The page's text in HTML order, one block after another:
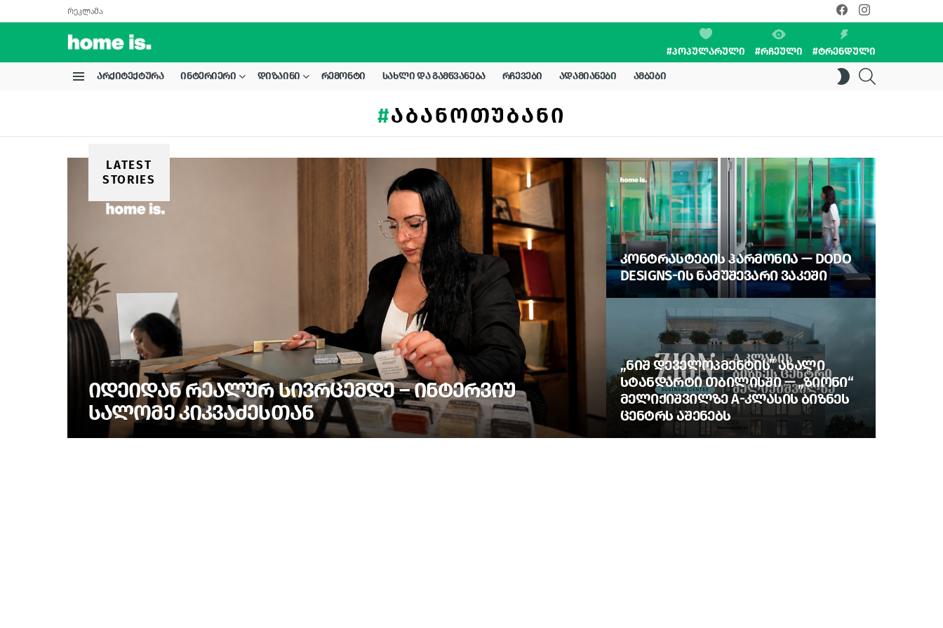
რეკლამა
facebookinstagram
#ᲞᲝᲞᲣᲚᲐᲠᲣᲚᲘ #ᲠᲩᲔᲣᲚᲘ #ᲢᲠᲔᲜᲓᲣᲚᲘ
ᲐᲠᲥᲘᲢᲔᲥᲢᲣᲠᲐ ᲘᲜᲢᲔᲠᲘᲔᲠᲘ ᲓᲘᲖᲐᲘᲜᲘ ᲠᲔᲛᲝᲜᲢᲘ ᲡᲐᲮᲚᲘ ᲓᲐ ᲒᲐᲛᲬᲕᲐᲜᲔᲑᲐ ᲠᲩᲔᲕᲔᲑᲘ ᲐᲓᲐᲛᲘᲐᲜᲔᲑᲘ ᲐᲛᲑᲔᲑᲘ
SWITCH
SKIN
ᲐᲑᲐᲜᲝᲗᲣᲑᲐᲜᲘ
LATEST
STORIES
ᲘᲓᲔᲘᲓᲐᲜ ᲠᲔᲐᲚᲣᲠ ᲡᲘᲕᲠᲪᲔᲛᲓᲔ – ᲘᲜᲢᲔᲠᲕᲘᲣ
ᲡᲐᲚᲝᲛᲔ ᲙᲘᲙᲕᲐᲫᲔᲡᲗᲐᲜ
ᲙᲝᲜᲢᲠᲐᲡᲢᲔᲑᲘᲡ ᲰᲐᲠᲛᲝᲜᲘᲐ — DODO
DESIGNS-ᲘᲡ ᲜᲐᲛᲣᲨᲔᲕᲐᲠᲘ ᲕᲐᲙᲔᲨᲘ
„ᲜᲘᲨ ᲓᲔᲕᲔᲚᲝᲞᲛᲔᲜᲢᲘᲡ” ᲐᲮᲐᲚᲘ
ᲡᲢᲐᲜᲓᲐᲠᲢᲘ ᲗᲑᲘᲚᲘᲡᲨᲘ — „ᲖᲘᲝᲜᲘ“
ᲛᲔᲚᲘᲥᲘᲨᲕᲘᲚᲖᲔ A-ᲙᲚᲐᲡᲘᲡ ᲑᲘᲖᲜᲔᲡ
ᲪᲔᲜᲢᲠᲡ ᲐᲨᲔᲜᲔᲑᲡ